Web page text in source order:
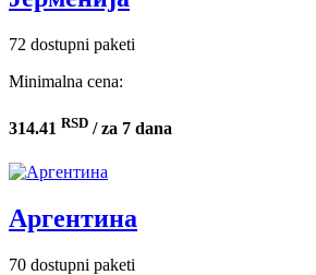
72 dostupni paketi
Minimalna cena:
314.41 RSD / za 7 dana
Аргентина
70 dostupni paketi